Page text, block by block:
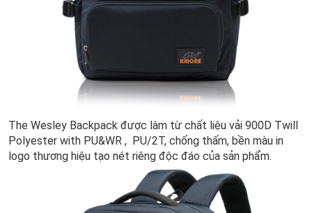
The Wesley Backpack được làm từ chất liệu vải 900D Twill
Polyester with PU&WR , PU/2T, chống thấm, bền màu in
logo thương hiệu tạo nét riêng độc đáo của sản phẩm.